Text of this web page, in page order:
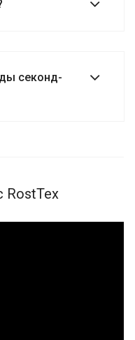
секонд-
RostTex